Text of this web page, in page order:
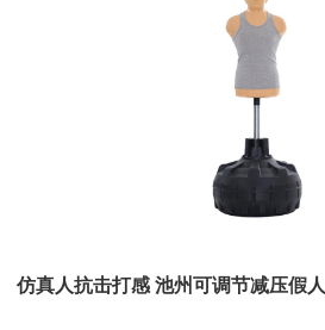
仿真人抗击打感 池州可调节减压假人